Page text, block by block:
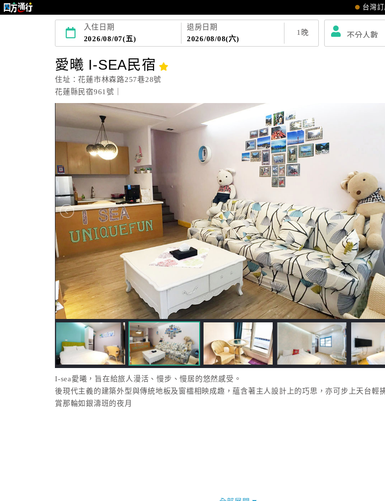
台灣
入住日期
2026/08/07(五)
退房日期
2026/08/08(六)
1 晚
愛曦 I-SEA民宿
住址：花蓮市林森路257巷28號
花蓮縣民宿961號｜
I-sea愛曦，旨在給旅人漫活、慢步、慢居的悠然感受。
後現代主義的建築外型與傳統地板及窗櫺相映成趣，蘊含著主人設計上的巧思，亦可步上天台輕
賞那輪如銀濤班的夜月